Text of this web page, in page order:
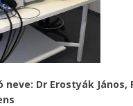
Dr Erostyák János,